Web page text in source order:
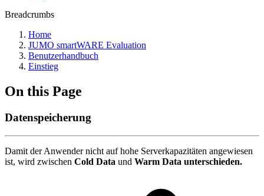
Breadcrumbs
Home
JUMO smartWARE Evaluation
Benutzerhandbuch
Einstieg
On this Page
Datenspeicherung
Damit der Anwender nicht auf hohe Serverkapazitäten angewiesen
ist, wird zwischen Cold Data und Warm Data unterschieden.